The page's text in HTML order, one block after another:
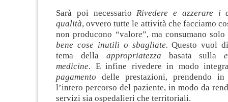
Sarà poi necessario Rivedere e azzerare i
qualità, ovvero tutte le attività che facciamo
non producono “valore”, ma consumano
bene cose inutili o sbagliate.Questo vuol
tema della appropriatezza basata sulla
medicine. E infine rivedere in modo
pagamento delle prestazioni, prendendo in
l’intero percorso del paziente, in modo da
servizi sia ospedalieri che territoriali.